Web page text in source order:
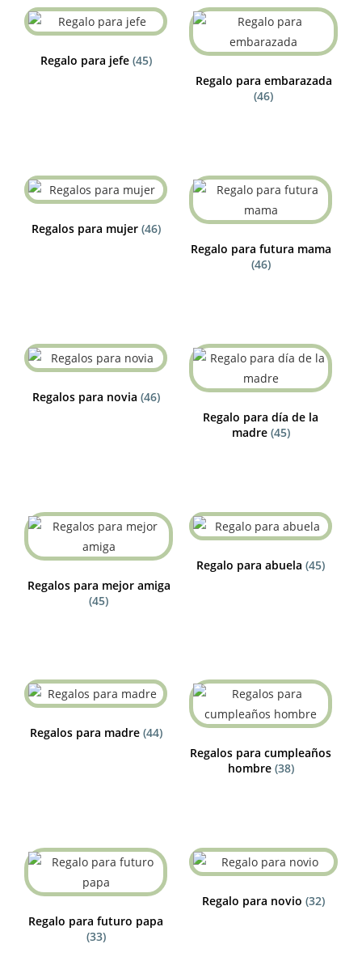
Regalo para jefe (45)
Regalo para embarazada
(46)
Regalos para mujer (46)
Regalo para futura mama
(46)
Regalos para novia (46)
Regalo para día de la
madre (45)
Regalos para mejor amiga
(45)
Regalo para abuela (45)
Regalos para madre (44)
Regalos para cumpleaños
hombre (38)
Regalo para futuro papa
(33)
Regalo para novio (32)